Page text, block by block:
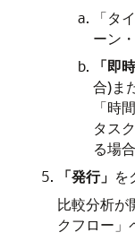
「タ
ーン
「即
合)ま
「時
タス
る場
「発行」 を
比較分析が
クフロー」